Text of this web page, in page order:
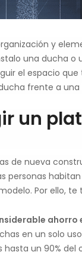
y
una ducha
el espacio
frente a una
un
de nueva
personas
Por ello,
ahorro
en un solo
hasta un 90%